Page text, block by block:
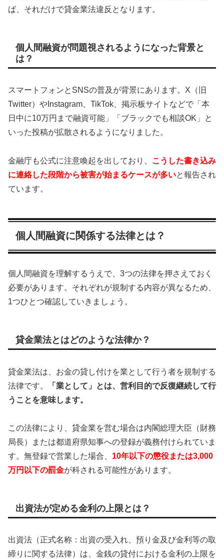
ば、それだけで貸金業法違反となります。
個人間融資が問題視されるようになった背景と
は？
スマートフォンとSNSの普及が背景にあります。X（旧
Twitter）やInstagram、TikTok、掲示板サイトなどで「本
日中に10万円まで融資可能」「ブラックでも相談OK」と
いった投稿が拡散されるようになりました。
金融庁も公式に注意喚起を出しており、 こうした書き込み
に連絡した段階から被害が始まるケースが多いと報告され
ています。
個人間融資に関係する法律とは？
個人間融資を理解するうえで、3つの法律を押さえておく
必要があります。それぞれが規制する内容が異なるため、
1つひとつ確認していきましょう。
貸金業法とはどのような法律か？
貸金業法は、お金の貸し付けを業として行う者を規制する
法律です。
「業として」とは、営利目的で反復継続して行
うことを意味します。
この法律により、貸金業を営む場合は内閣総理大臣（財務
局長）または都道府県知事への登録が義務付けられていま
す。無登録で営業した場合、 10年以下の懲役または3,000
万円以下の罰金が科される可能性があります。
出資法が定める金利の上限とは？
出資法（正式名称：出資の受入れ、預り金及び金利等の取
締りに関する法律）は、金銭の貸付における金利の上限を